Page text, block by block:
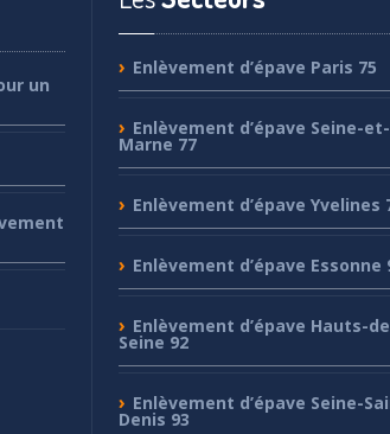
un
Enlèvement d’épave Paris 75
Enlèvement d’épave Seine-et-
Marne 77
Enlèvement d’épave Yvelines
Enlèvement d’épave Essonne
Enlèvement d’épave Hauts-
Seine 92
Enlèvement d’épave Seine-
Denis 93